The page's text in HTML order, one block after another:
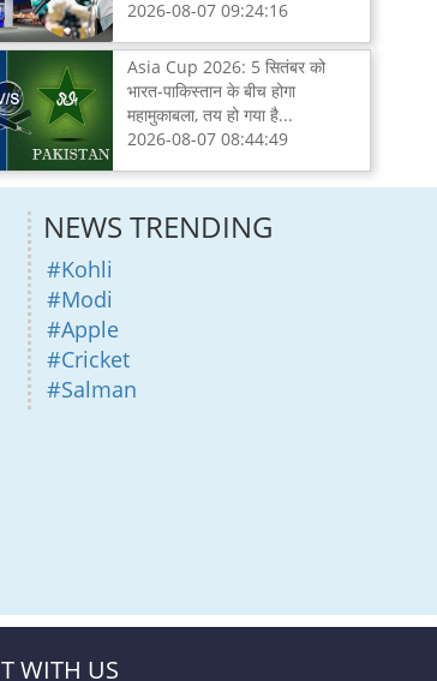
2026-08-07 09:24:16
Asia Cup 2026: 5 सितंबर को
भारत-पाकिस्तान के बीच होगा
महामुकाबला, तय हो गया है...
2026-08-07 08:44:49
NEWS TRENDING
#Kohli
#Modi
#Apple
#Cricket
#Salman
WITH US